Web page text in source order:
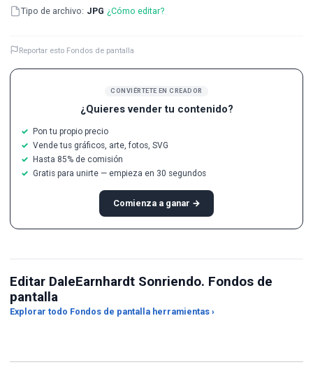
CONVIÉRTETE EN CREADOR
¿Quieres vender tu contenido?
Pon tu propio precio
Vende tus gráficos, arte, fotos, SVG
Hasta 85% de comisión
Gratis para unirte — empieza en 30 segundos
Comienza a ganar →
Tipo de archivo: JPG ¿Cómo editar?
Reportar esto Fondos de pantalla
Editar DaleEarnhardt Sonriendo. Fondos de
pantalla
Explorar todo Fondos de pantalla herramientas ›
Recortador de relación de
aspecto
Conversor de JPG a PNG